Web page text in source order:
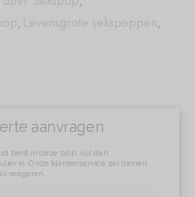
, Levensgrote sekspoppen,
aanvragen
bent in deze pop, vul dan
in. Onze klantenservice zal binnen
reageren.